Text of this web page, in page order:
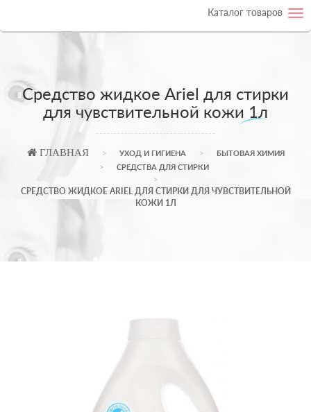
Каталог товаров
Средство жидкое Ariel для стирки
для чувствительной кожи 1л
ГЛАВНАЯ УХОД И ГИГИЕНА
БЫТОВАЯ ХИМИЯ
СРЕДСТВА ДЛЯ СТИРКИ
СРЕДСТВО ЖИДКОЕ ARIEL ДЛЯ СТИРКИ ДЛЯ ЧУВСТВИТЕЛЬНОЙ
КОЖИ 1Л